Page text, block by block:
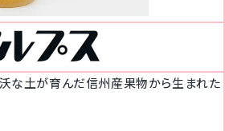
な土が育んだ信州産果物から生まれた